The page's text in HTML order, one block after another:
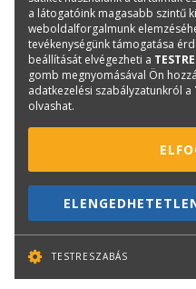
Juhász Éva
Építészmérnök
+36 30 161 5021
a látogatóink magasabb szintű
weboldalforgalmunk
tevékenységünk támogatása
beállítását elvégezheti a
gomb megnyomásával Ön
adatkezelési szabályzatunkról a
olvashat.
TESTRESZABÁS